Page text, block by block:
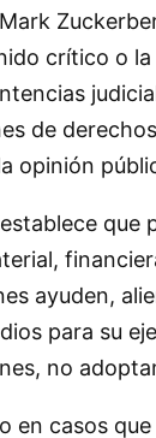
crítico o
de
opinión
ayuden,
para su
no
en casos